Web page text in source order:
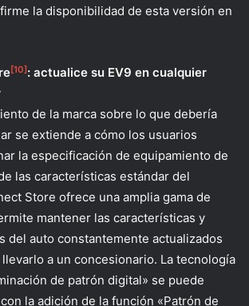
la disponibilidad de esta versión en
[10]: actualice su EV9 en cualquier
de la marca sobre lo que debería
se extiende a cómo los usuarios
la especificación de equipamiento de
las características estándar del
Store ofrece una amplia gama de
mantener las características y
del auto constantemente actualizados
a un concesionario. La tecnología
de patrón digital» se puede
la adición de la función «Patrón de